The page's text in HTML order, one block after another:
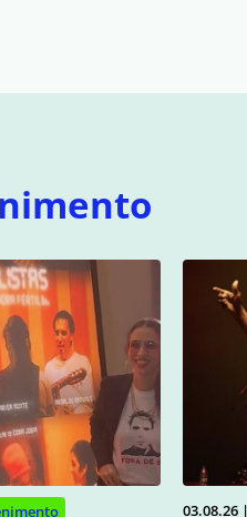
03.08.26